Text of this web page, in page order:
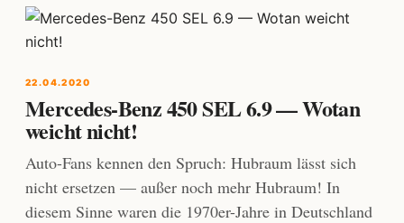
22.04.2020
Mercedes-Benz 450 SEL 6.9 — Wotan
weicht nicht!
Auto-Fans kennen den Spruch: Hubraum lässt sich
nicht ersetzen — außer noch mehr Hubraum! In
diesem Sinne waren die 1970er-Jahre in Deutschland